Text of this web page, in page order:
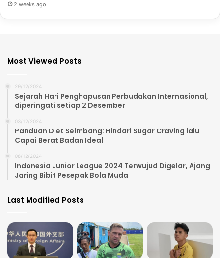
2 weeks ago
Most Viewed Posts
29/12/2024
Sejarah Hari Penghapusan Perbudakan Internasional,
diperingati setiap 2 Desember
03/12/2024
Panduan Diet Seimbang: Hindari Sugar Craving lalu
Capai Berat Badan Ideal
08/12/2024
Indonesia Junior League 2024 Terwujud Digelar, Ajang
Jaring Bibit Pesepak Bola Muda
Last Modified Posts